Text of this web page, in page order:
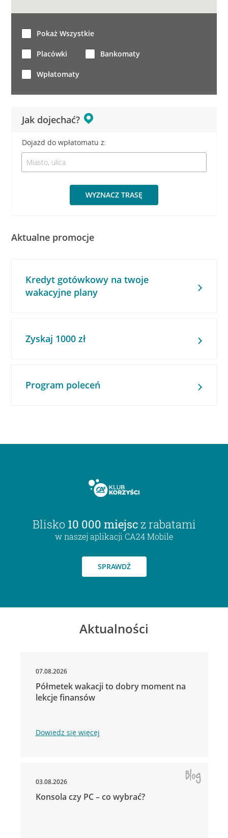
Jak dojechać?
Dojazd do wpłatomatu z:
WYZNACZ TRASĘ
Pokaż Wszystkie
Placówki Bankomaty
Wpłatomaty
Aktualne promocje
Kredyt gotówkowy na twoje
wakacyjne plany
Zyskaj 1000 zł
Program poleceń
Blisko 10 000 miejsc z rabatami
w naszej aplikacji CA24 Mobile
SPRAWDŹ
Aktualności
07.08.2026
Półmetek wakacji to dobry moment na
lekcje finansów
Dowiedz się więcej
03.08.2026
Konsola czy PC – co wybrać?